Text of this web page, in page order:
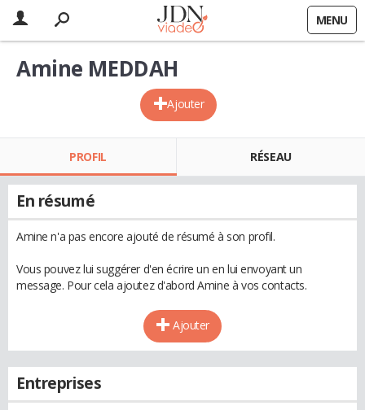
MENU
Ajouter
Amine MEDDAH
PROFIL RÉSEAU
En résumé
Amine n'a pas encore ajouté de résumé à son profil.
Vous pouvez lui suggérer d'en écrire un en lui envoyant un
message. Pour cela ajoutez d'abord Amine à vos contacts.
Ajouter
Entreprises